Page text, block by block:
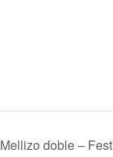
Mellizo doble –